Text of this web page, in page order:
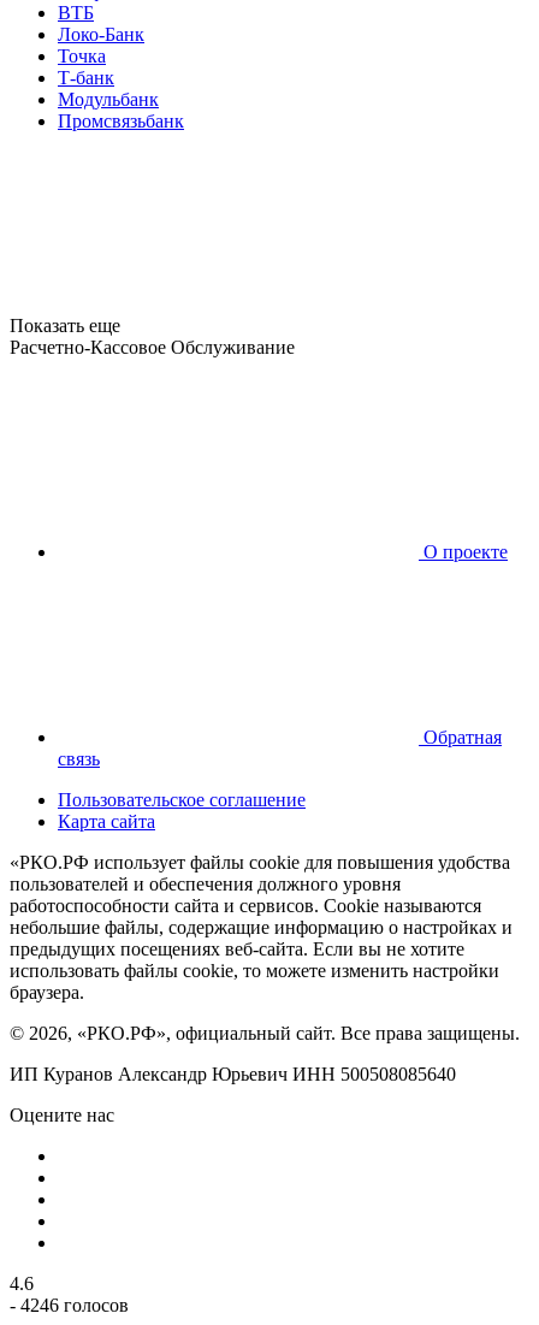
ВТБ
Локо-Банк
Точка
Т-банк
Модульбанк
Промсвязьбанк
Показать еще
Расчетно-Кассовое Обслуживание
О проекте
Обратная
связь
Пользовательское соглашение
Карта сайта
«РКО.РФ использует файлы cookie для повышения удобства
пользователей и обеспечения должного уровня
работоспособности сайта и сервисов. Cookie называются
небольшие файлы, содержащие информацию о настройках и
предыдущих посещениях веб-сайта. Если вы не хотите
использовать файлы cookie, то можете изменить настройки
браузера.
© 2026, «РКО.РФ», официальный сайт. Все права защищены.
ИП Куранов Александр Юрьевич ИНН 500508085640
Оцените нас
4.6
- 4246 голосов